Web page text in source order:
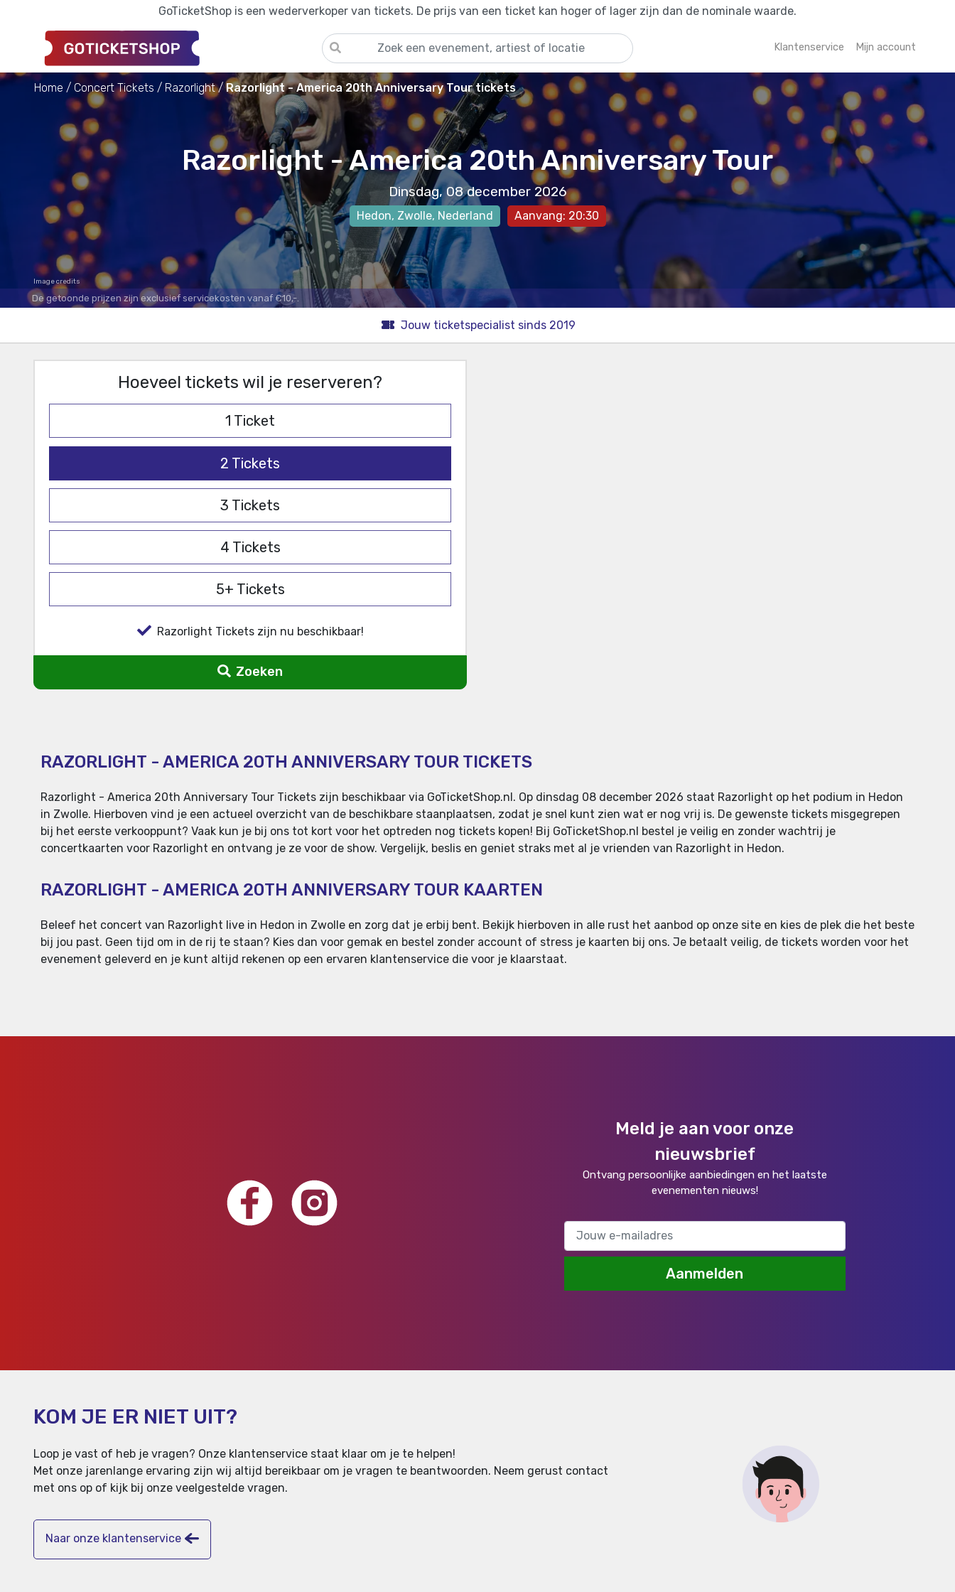
GoTicketShop is een wederverkoper van tickets. De prijs van een ticket kan hoger of lager zijn dan de nominale waarde.
Klantenservice Mijn account
Home Concert Tickets Razorlight Razorlight - America 20th Anniversary Tour tickets
Razorlight - America 20th Anniversary Tour
Dinsdag, 08 december 2026
Hedon, Zwolle, Nederland Aanvang: 20:30
Image credits
De getoonde prijzen zijn exclusief servicekosten vanaf €10,-.
Jouw ticketspecialist sinds 2019
Hoeveel tickets wil je reserveren?
1 Ticket
2 Tickets
3 Tickets
4 Tickets
5+ Tickets
Razorlight Tickets zijn nu beschikbaar!
Zoeken
RAZORLIGHT - AMERICA 20TH ANNIVERSARY TOUR TICKETS
Razorlight - America 20th Anniversary Tour Tickets zijn beschikbaar via GoTicketShop.nl. Op dinsdag 08 december 2026 staat Razorlight op het podium in Hedon
in Zwolle. Hierboven vind je een actueel overzicht van de beschikbare staanplaatsen, zodat je snel kunt zien wat er nog vrij is. De gewenste tickets misgegrepen
bij het eerste verkooppunt? Vaak kun je bij ons tot kort voor het optreden nog tickets kopen! Bij GoTicketShop.nl bestel je veilig en zonder wachtrij je
concertkaarten voor Razorlight en ontvang je ze voor de show. Vergelijk, beslis en geniet straks met al je vrienden van Razorlight in Hedon.
RAZORLIGHT - AMERICA 20TH ANNIVERSARY TOUR KAARTEN
Beleef het concert van Razorlight live in Hedon in Zwolle en zorg dat je erbij bent. Bekijk hierboven in alle rust het aanbod op onze site en kies de plek die het beste
bij jou past. Geen tijd om in de rij te staan? Kies dan voor gemak en bestel zonder account of stress je kaarten bij ons. Je betaalt veilig, de tickets worden voor het
evenement geleverd en je kunt altijd rekenen op een ervaren klantenservice die voor je klaarstaat.
Meld je aan voor onze
nieuwsbrief
Ontvang persoonlijke aanbiedingen en het laatste
evenementen nieuws!
Aanmelden
KOM JE ER NIET UIT?
Loop je vast of heb je vragen? Onze klantenservice staat klaar om je te helpen!
Met onze jarenlange ervaring zijn wij altijd bereikbaar om je vragen te beantwoorden. Neem gerust contact
met ons op of kijk bij onze veelgestelde vragen.
Naar onze klantenservice